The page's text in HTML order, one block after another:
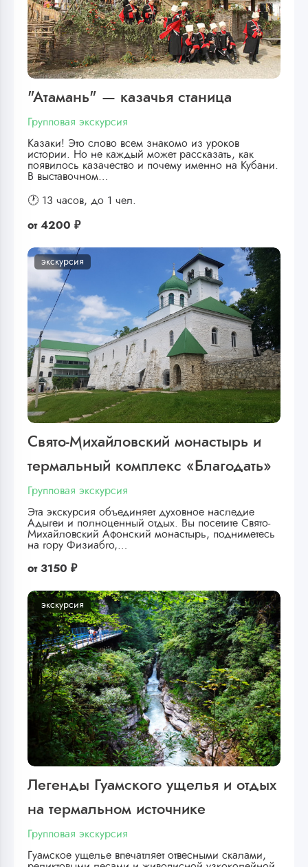
"Атамань" — казачья станица
Групповая экскурсия
Казаки! Это слово всем знакомо из уроков
истории. Но не каждый может рассказать, как
появилось казачество и почему именно на Кубани.
В выставочном…
🕐 13 часов, до 1 чел.
от 4200 ₽
экскурсия
Свято-Михайловский монастырь и
термальный комплекс «Благодать»
Групповая экскурсия
Эта экскурсия объединяет духовное наследие
Адыгеи и полноценный отдых. Вы посетите Свято-
Михайловский Афонский монастырь, подниметесь
на гору Физиабго,…
от 3150 ₽
экскурсия
Легенды Гуамского ущелья и отдых
на термальном источнике
Групповая экскурсия
Гуамское ущелье впечатляет отвесными скалами,